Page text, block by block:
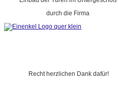
durch die Firma
Recht herzlichen Dank dafür!